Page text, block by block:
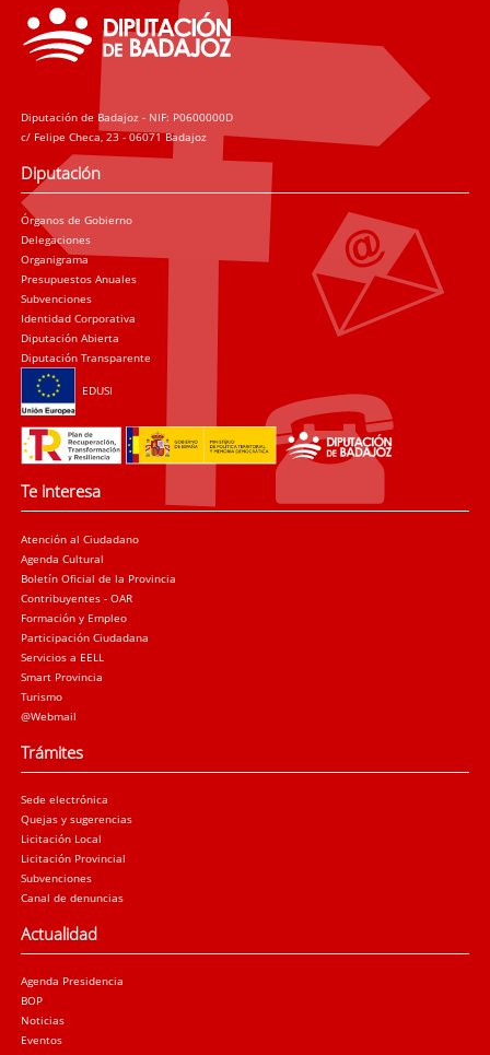
Diputación de Badajoz - NIF: P0600000D
c/ Felipe Checa, 23 - 06071 Badajoz
Diputación
Órganos de Gobierno
Delegaciones
Organigrama
Presupuestos Anuales
Subvenciones
Identidad Corporativa
Diputación Abierta
Diputación Transparente
EDUSI
Te interesa
Atención al Ciudadano
Agenda Cultural
Boletín Oficial de la Provincia
Contribuyentes - OAR
Formación y Empleo
Participación Ciudadana
Servicios a EELL
Smart Provincia
Turismo
@Webmail
Trámites
Sede electrónica
Quejas y sugerencias
Licitación Local
Licitación Provincial
Subvenciones
Canal de denuncias
Actualidad
Agenda Presidencia
BOP
Noticias
Eventos